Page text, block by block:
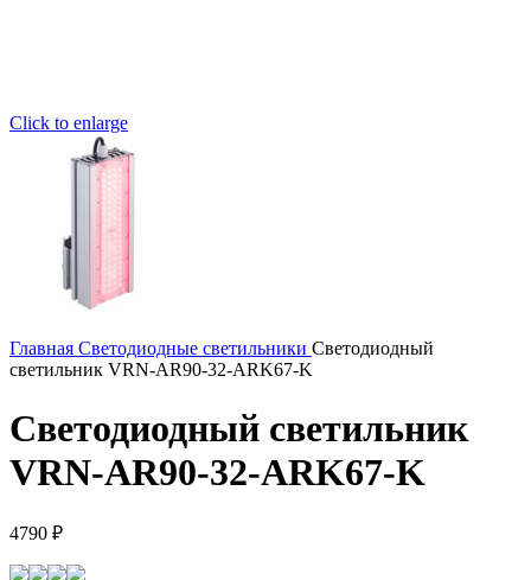
Click to enlarge
Главная Светодиодные светильники Светодиодный
светильник VRN-AR90-32-ARK67-K
Светодиодный светильник
VRN-AR90-32-ARK67-K
4790 ₽